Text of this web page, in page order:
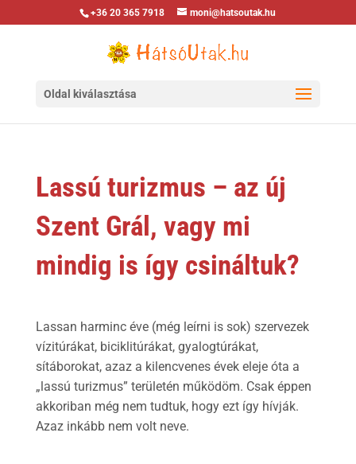
+36 20 365 7918 moni@hatsoutak.hu
Oldal kiválasztása
Lassú turizmus – az új
Szent Grál, vagy mi
mindig is így csináltuk?
Lassan harminc éve (még leírni is sok) szervezek
vízitúrákat, biciklitúrákat, gyalogtúrákat,
sítáborokat, azaz a kilencvenes évek eleje óta a
„lassú turizmus” területén működöm. Csak éppen
akkoriban még nem tudtuk, hogy ezt így hívják.
Azaz inkább nem volt neve.